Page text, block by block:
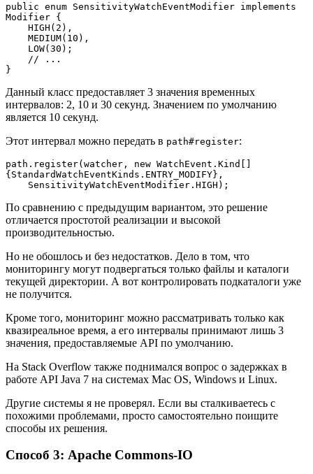
public enum SensitivityWatchEventModifier implements
Modifier {
    HIGH(2),
    MEDIUM(10),
    LOW(30);
    // ...
}
Данный класс предоставляет 3 значения временных
интервалов: 2, 10 и 30 секунд. Значением по умолчанию
является 10 секунд.
Этот интервал можно передать в path#register:
path.register(watcher, new WatchEvent.Kind[]
{StandardWatchEventKinds.ENTRY_MODIFY},
    SensitivityWatchEventModifier.HIGH);
По сравнению с предыдущим вариантом, это решение
отличается простотой реализации и высокой
производительностью.
Но не обошлось и без недостатков. Дело в том, что
мониторингу могут подвергаться только файлы и каталоги
текущей директории. А вот контролировать подкаталоги уже
не получится.
Кроме того, мониторинг можно рассматривать только как
квазиреальное время, а его интервалы принимают лишь 3
значения, предоставляемые API по умолчанию.
На Stack Overflow также поднимался вопрос о задержках в
работе API Java 7 на системах Mac OS, Windows и Linux.
Другие системы я не проверял. Если вы сталкиваетесь с
похожими проблемами, просто самостоятельно поищите
способы их решения.
Способ 3: Apache Commons-IO